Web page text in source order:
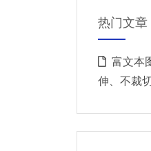
热门文章
富文本
伸、不裁